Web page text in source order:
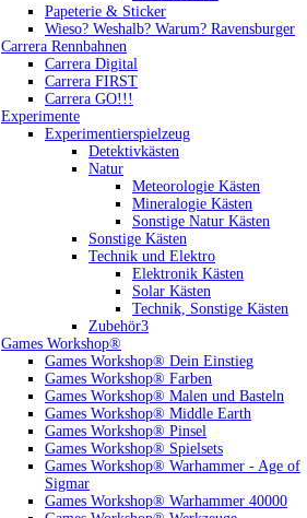
Papeterie & Sticker
Wieso? Weshalb? Warum? Ravensburger
Carrera Rennbahnen
Carrera Digital
Carrera FIRST
Carrera GO!!!
Experimente
Experimentierspielzeug
Detektivkästen
Natur
Meteorologie Kästen
Mineralogie Kästen
Sonstige Natur Kästen
Sonstige Kästen
Technik und Elektro
Elektronik Kästen
Solar Kästen
Technik, Sonstige Kästen
Zubehör3
Games Workshop®
Games Workshop® Dein Einstieg
Games Workshop® Farben
Games Workshop® Malen und Basteln
Games Workshop® Middle Earth
Games Workshop® Pinsel
Games Workshop® Spielsets
Games Workshop® Warhammer - Age of
Sigmar
Games Workshop® Warhammer 40000